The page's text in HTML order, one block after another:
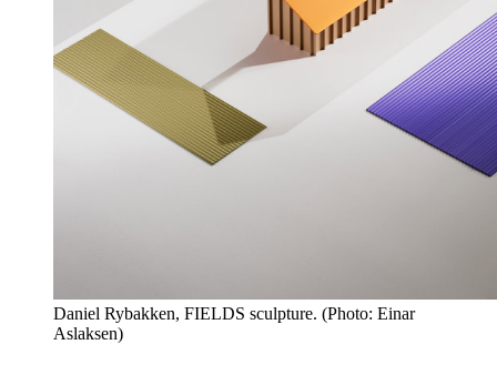
Daniel Rybakken, FIELDS sculpture. (Photo: Einar
Aslaksen)